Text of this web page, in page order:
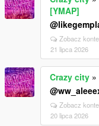
[YMAP]
Zobacz
21 lipca 2026
Crazy city »
Zobacz
20 lipca 2026